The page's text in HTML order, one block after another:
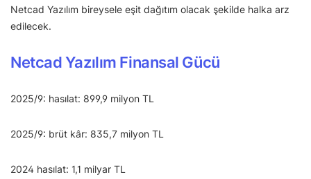
Netcad Yazılım bireysele eşit dağıtım olacak şekilde halka arz
edilecek.
Netcad Yazılım Finansal Gücü
2025/9: hasılat: 899,9 milyon TL
2025/9: brüt kâr: 835,7 milyon TL
2024 hasılat: 1,1 milyar TL